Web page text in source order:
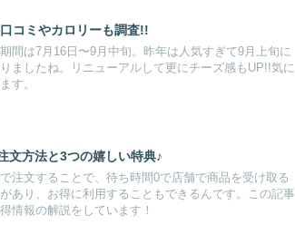
コミやカロリーも調査!!
間は7月16日〜9月中旬。昨年は人気すぎて9月上旬に
ましたね。リニューアルして更にチーズ感もUP!!気に
す。
文方法と3つの嬉しい特典♪
注文することで、待ち時間0で店舗で商品を受け取る
あり、お得に利用することもできるんです。この記事
情報の解説をしています！